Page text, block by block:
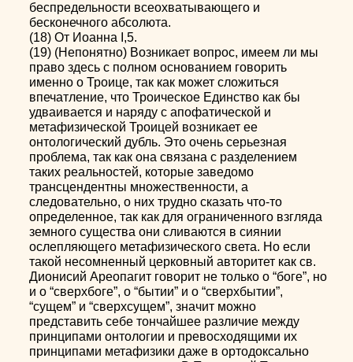
беспредельности всеохватывающего и
бесконечного абсолюта.
(18) От Иоанна I,5.
(19) (Непонятно) Возникает вопрос, имеем ли мы
право здесь с полном основанием говорить
именно о Троице, так как может сложиться
впечатление, что Троическое Единство как бы
удваивается и наряду с апофатической и
метафизической Троицей возникает ее
онтологический дубль. Это очень серьезная
проблема, так как она связана с разделением
таких реальностей, которые заведомо
трансцендентны множественности, а
следовательно, о них трудно сказать что-то
определенное, так как для ограниченного взгляда
земного существа они сливаются в сиянии
ослепляющего метафизического света. Но если
такой несомненный церковный авторитет как св.
Дионисий Ареопагит говорит не только о “боге”, но
и о “сверхбоге”, о “бытии” и о “сверхбытии”,
“сущем” и “сверхсущем”, значит можно
представить себе тончайшее различие между
принципами онтологии и превосходящими их
принципами метафизики даже в ортодоксально